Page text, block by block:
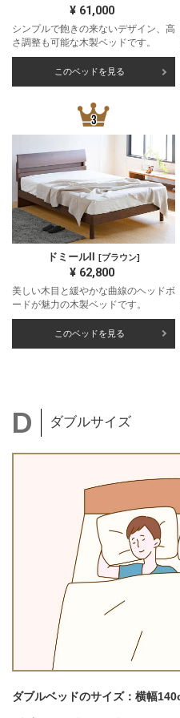
¥ 61,000
シンプルで飽きの来ないデザイン、高
さ調整も可能な木製ベッドです。
このベッドを見る
ドミールII [ブラウン]
¥ 62,800
美しい木目と緩やかな曲線のヘッドボ
ードが魅力の木製ベッドです。
このベッドを見る
ダブルサイズ
ダブルベッドのサイズ：横幅